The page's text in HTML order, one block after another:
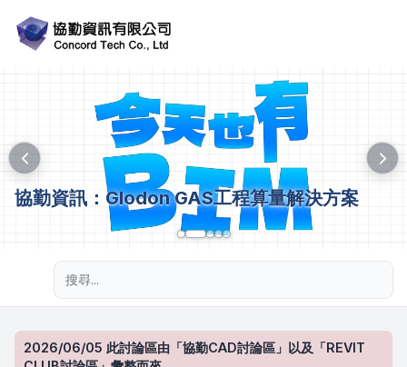
協勤資訊：Glodon GAS工程算量解決方案
2026/06/05 此討論區由「協勤CAD討論區」以及「REVIT